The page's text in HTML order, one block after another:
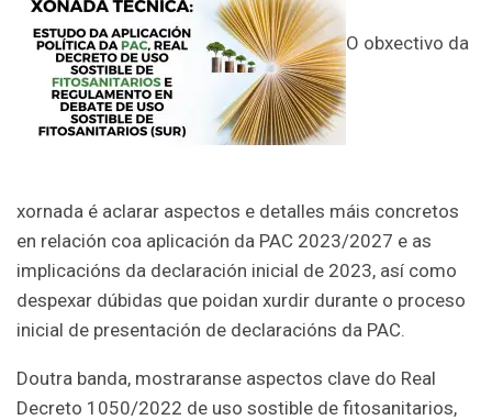
O obxectivo da
xornada é aclarar aspectos e detalles máis concretos
en relación coa aplicación da PAC 2023/2027 e as
implicacións da declaración inicial de 2023, así como
despexar dúbidas que poidan xurdir durante o proceso
inicial de presentación de declaracións da PAC.
Doutra banda, mostraranse aspectos clave do Real
Decreto 1050/2022 de uso sostible de fitosanitarios,